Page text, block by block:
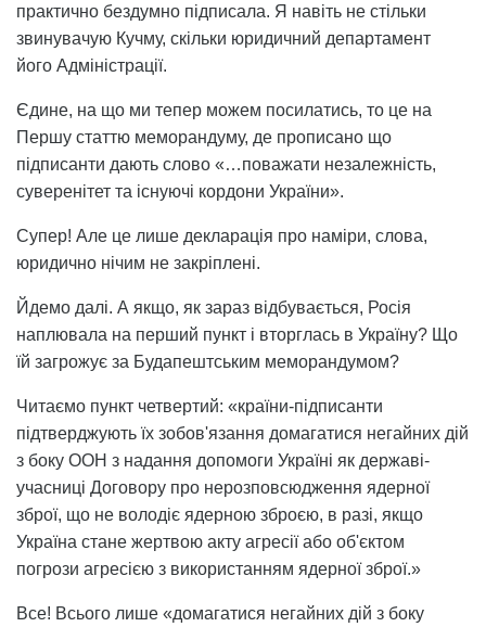
практично бездумно підписала. Я навіть не стільки
звинувачую Кучму, скільки юридичний департамент
його Адміністрації.
Єдине, на що ми тепер можем посилатись, то це на
Першу статтю меморандуму, де прописано що
підписанти дають слово «…поважати незалежність,
суверенітет та існуючі кордони України».
Супер! Але це лише декларація про наміри, слова,
юридично нічим не закріплені.
Йдемо далі. А якщо, як зараз відбувається, Росія
наплювала на перший пункт і вторглась в Україну? Що
їй загрожує за Будапештським меморандумом?
Читаємо пункт четвертий: «країни-підписанти
підтверджують їх зобов'язання домагатися негайних дій
з боку ООН з надання допомоги Україні як державі-
учасниці Договору про нерозповсюдження ядерної
зброї, що не володіє ядерною зброєю, в разі, якщо
Україна стане жертвою акту агресії або об'єктом
погрози агресією з використанням ядерної зброї.»
Все! Всього лише «домагатися негайних дій з боку